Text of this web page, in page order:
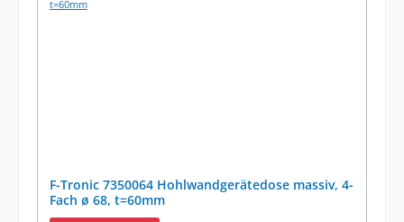
F-Tronic 7350064 Hohlwandgerätedose massiv, 4-
Fach ø 68, t=60mm